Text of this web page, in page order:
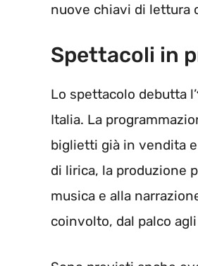
nuove chiavi di lettura
Spettacoli in
Lo spettacolo debutta l’
Italia. La
biglietti già in vendita
di lirica, la produzione
musica e alla
coinvolto, dal palco